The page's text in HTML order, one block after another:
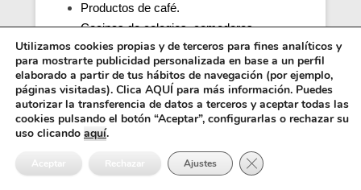
Productos de café.
Cocinas de colegios, comedores
escolares, guarderías, parvularios.
Cocinas y comedores de residencias de
ancianos (tercera edad).
Cocina, obrador y comedor de hospitales y
penitenciarias.
Distribuidores alimentos, transporte y
distribución.
Utilizamos cookies propias y de terceros para fines analíticos y
para mostrarte publicidad personalizada en base a un perfil
elaborado a partir de tus hábitos de navegación (por ejemplo,
páginas visitadas). Clica AQUÍ para más información. Puedes
autorizar la transferencia de datos a terceros y aceptar todas las
cookies pulsando el botón “Aceptar”, configurarlas o rechazar su
uso clicando aquí.
Aceptar Rechazar Ajustes Cerrar el banner de